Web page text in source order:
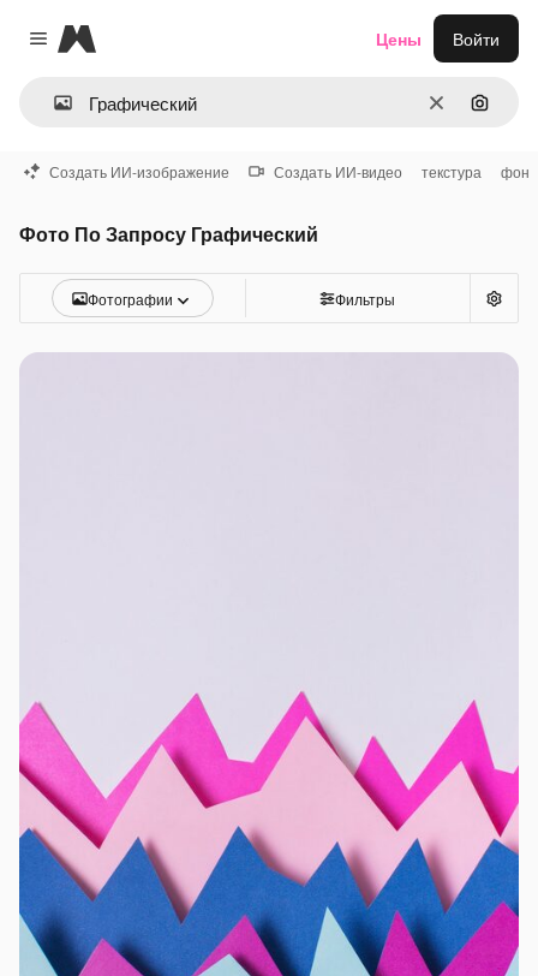
Close menu
Magnific
ОчиститьПоиск
Цены Войти
Создать ИИ-изображение Создать ИИ-видео текстура фон
Фото По Запросу Графический
Фотографии Фильтры